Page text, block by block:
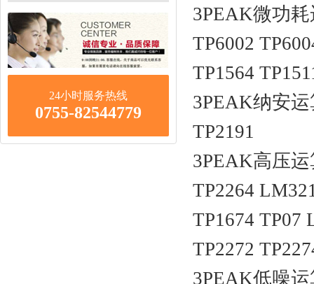
24小时服务热线
0755-82544779
3PEAK微功
TP6002
TP1564
3PEAK纳安运
TP2191
3PEAK高压运
TP2264
TP1674 TP07
TP2272
3PEAK低噪运